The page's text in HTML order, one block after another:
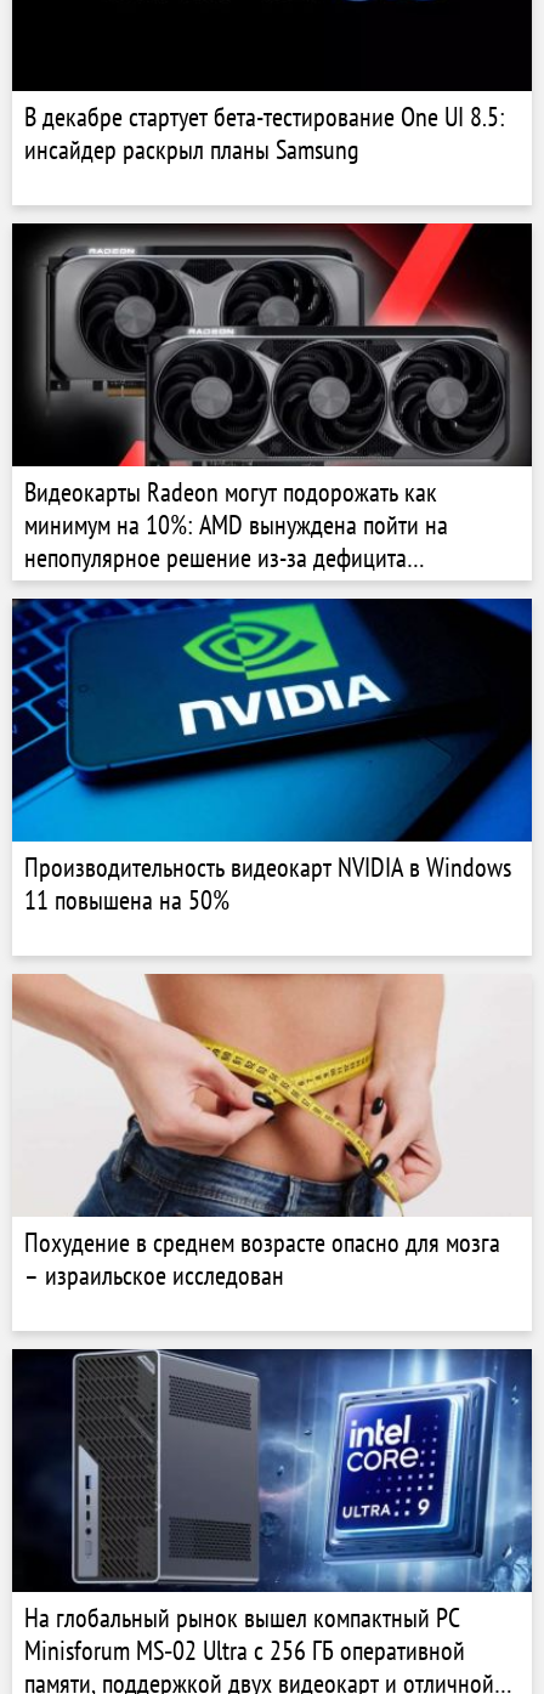
В декабре стартует бета-тестирование One UI 8.5:
инсайдер раскрыл планы Samsung
Видеокарты Radeon могут подорожать как
минимум на 10%: AMD вынуждена пойти на
непопулярное решение из-за дефицита
оперативной памяти
Производительность видеокарт NVIDIA в Windows
11 повышена на 50%
Похудение в среднем возрасте опасно для мозга
– израильское исследован
На глобальный рынок вышел компактный PC
Minisforum MS‑02 Ultra с 256 ГБ оперативной
памяти, поддержкой двух видеокарт и отличной